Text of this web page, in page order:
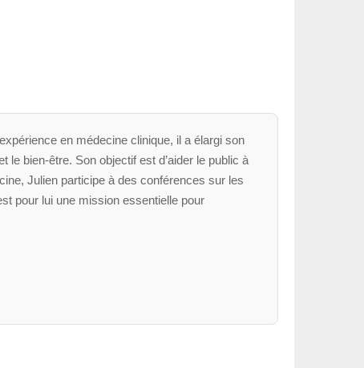
en médecine clinique, il a élargi son
bien-être. Son objectif est d’aider le public à
Julien participe à des conférences sur les
pour lui une mission essentielle pour